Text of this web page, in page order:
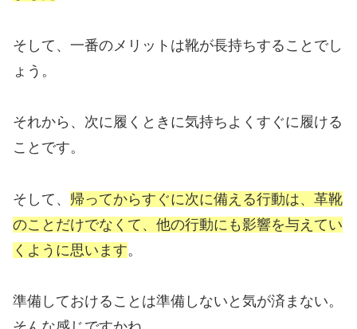
そして、一番のメリットは靴が長持ちすることでし
ょう。
それから、次に履くときに気持ちよくすぐに履ける
ことです。
そして、 帰ってからすぐに次に備える行動は、革靴
のことだけでなくて、他の行動にも影響を与えてい
くように思います。
準備しておけることは準備しないと気が済まない。